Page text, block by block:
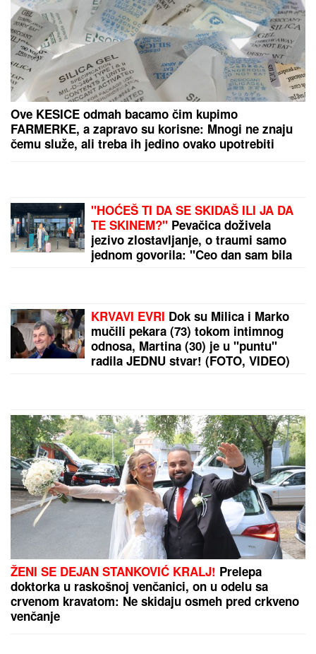
Kolaps na aerodromima, suspendovan Šengen, na
granicama pakao: Sukob Španije i Italije je u zenitu!
MISTERIJA "AKTIVNOG UMIRANJA"Ovim
redosledom se GUBE ČULA I OSEĆAJI PRED SMRT:
Glad i žeđ prvi nestaju, a telo se OVOGA
PREPORUKA ZA VAS
Ove KESICE odmah bacamo čim kupimo
FARMERKE, a zapravo su korisne: Mnogi ne znaju
čemu služe, ali treba ih jedino ovako upotrebiti